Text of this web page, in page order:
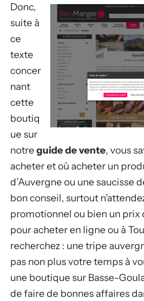
Donc,
suite à
ce
texte
concer
nant
cette
boutiq
ue sur
notre guide de vente, vous
acheter et où acheter un
d’Auvergne ou une saucisse
bon conseil, surtout
promotionnel ou bien un prix
pour acheter en ligne ou à
recherchez : une tripe
pas non plus votre temps à
une boutique sur Basse-
de faire de bonnes affaires